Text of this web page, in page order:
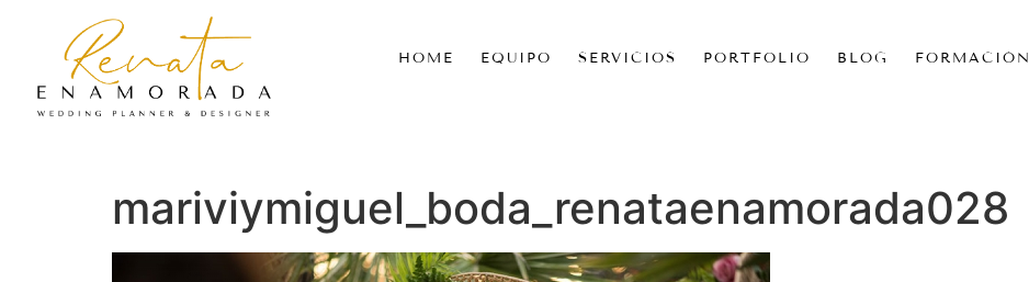
HOME EQUIPO SERVICIOS PORTFOLIO BLOG FORMACIÓN
mariviymiguel_boda_renataenamorada028